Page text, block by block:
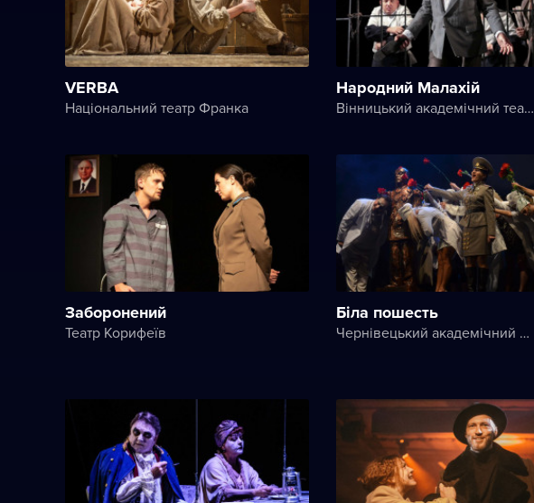
VERBA
Національний театр Франка
Народний Малахій
Вінницький академічний театр ім. М. К. Садовського
Заборонений
Театр Корифеїв
Біла пошесть
Чернівецький академічний обласний український музично-драматичний театр ім. Ольги Кобилянської